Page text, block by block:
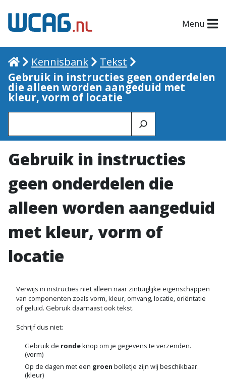
Menu
HomeKennisbank
Tekst
Gebruik in instructies geen onderdelen
die alleen worden aangeduid met
kleur, vorm of locatie
Zoeken
Gebruik in instructies
geen onderdelen die
alleen worden aangeduid
met kleur, vorm of
locatie
Verwijs in instructies niet alleen naar zintuiglijke eigenschappen
van componenten zoals vorm, kleur, omvang, locatie, oriëntatie
of geluid. Gebruik daarnaast ook tekst.
Schrijf dus niet:
Gebruik de rondeknop om je gegevens te verzenden.
(vorm)
Op de dagen met een groen bolletje zijn wij beschikbaar.
(kleur)